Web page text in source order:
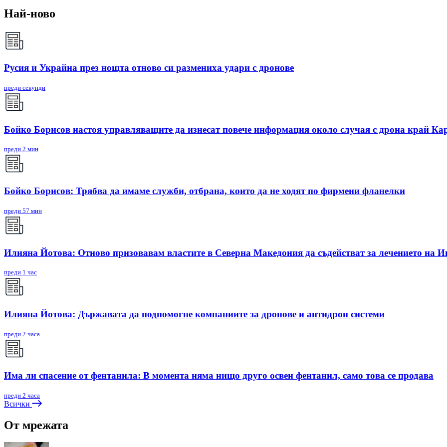
Най-ново
Русия и Украйна през нощта отново си размениха удари с дронове
преди секунди
Бойко Борисов настоя управляващите да изнесат повече информация около случая с дрона край
преди 2 мин
Бойко Борисов: Трябва да имаме служби, отбрана, които да не ходят по фирмени фланелки
преди 57 мин
Илияна Йотова: Отново призовавам властите в Северна Македония да съдействат за лечението на
преди 1 час
Илияна Йотова: Държавата да подпомогне компаниите за дронове и антидрон системи
преди 2 часа
Има ли спасение от фентанила: В момента няма нищо друго освен фентанил, само това се продава
преди 2 часа
Всички
От мрежата